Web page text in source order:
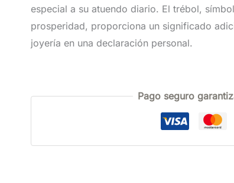
especial a su atuendo diario. El trébol,
prosperidad, proporciona un significado
joyería en una declaración personal.
Pago seguro